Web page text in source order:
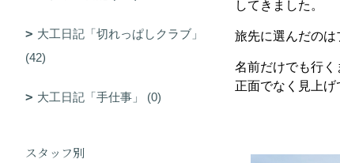
してきました。
旅先に選んだの
名前だけでも行く
正面でなく見上
大工日記「切れっぱしクラブ」
(42)
大工日記「手仕事」 (0)
スタッフ別